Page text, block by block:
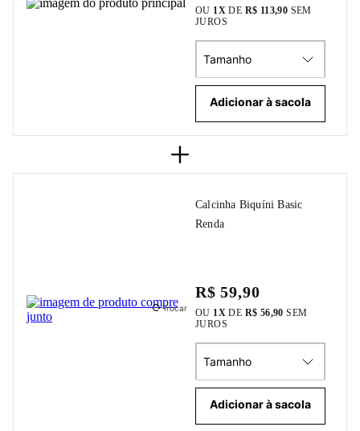
OU 1X DE R$ 113,90 SEM
JUROS
Tamanho
Adicionar à sacola
+
Trocar
Calcinha Biquíni Basic
Renda
R$ 59,90
OU 1X DE R$ 56,90 SEM
JUROS
Tamanho
Adicionar à sacola